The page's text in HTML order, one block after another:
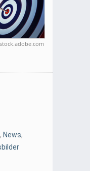
, News,